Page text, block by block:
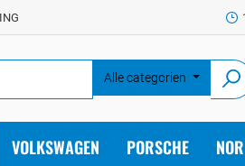
Alle categorien
VOLKSWAGEN PORSCHE